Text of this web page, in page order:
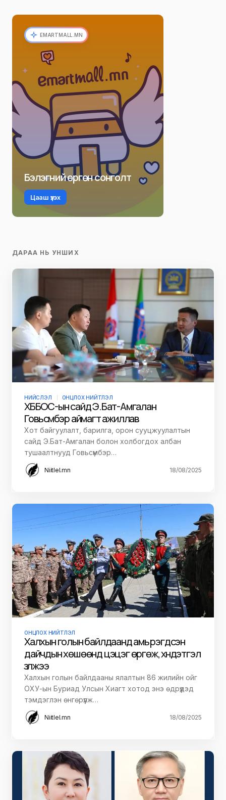
EMARTMALL.MN
Бэлэгний өргөн сонголт
Цааш үзэх
ДАРАА НЬ УНШИХ
НИЙСЛЭЛ ОНЦЛОХ НИЙТЛЭЛ
ХББОС-ын сайд Э.Бат-Амгалан
Говьсүмбэр аймагт ажиллав
Хот байгуулалт, барилга, орон сууцжуулалтын
сайд Э.Бат-Амгалан болон холбогдох албан
тушаалтнууд Говьсүмбэр…
Niitlel.mn 18/08/2025
ОНЦЛОХ НИЙТЛЭЛ
Халхын голын байлдаанд амь үрэгдсэн
дайчдын хөшөөнд цэцэг өргөж, хүндэтгэл
үзүүлжээ
Халхын голын байлдааны ялалтын 86 жилийн ойг
ОХУ-ын Буриад Улсын Хиагт хотод энэ өдрүүдэд
тэмдэглэн өнгөрүүлж…
Niitlel.mn 18/08/2025